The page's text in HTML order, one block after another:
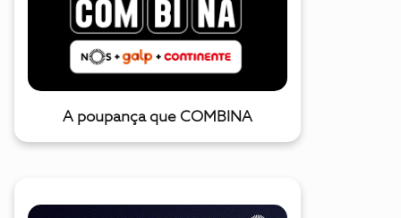
A poupança que COMBINA